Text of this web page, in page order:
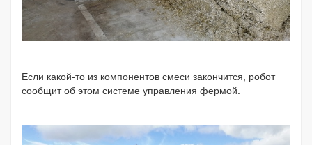
Если какой-то из компонентов смеси закончится, робот
сообщит об этом системе управления фермой.